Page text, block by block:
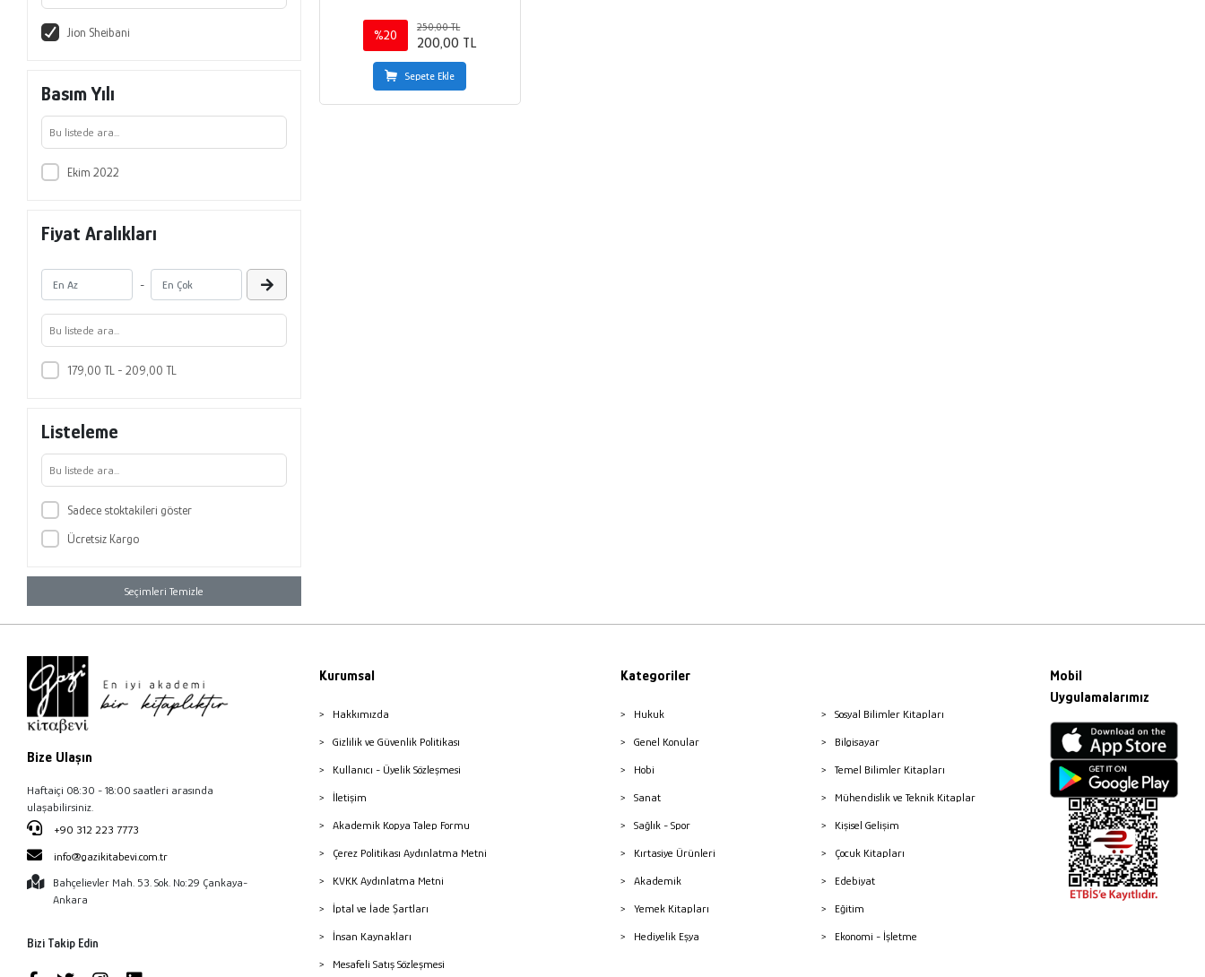
Jion Sheibani
Basım Yılı
Ekim 2022
Fiyat Aralıkları
-
179,00 TL - 209,00 TL
Listeleme
Sadece stoktakileri göster
Ücretsiz Kargo
Seçimleri Temizle
%20
250,00 TL
200,00 TL
Sepete Ekle
Bize Ulaşın
Haftaiçi 08:30 - 18:00 saatleri arasında
ulaşabilirsiniz.
+90 312 223 7773
info@gazikitabevi.com.tr
Bahçelievler Mah. 53. Sok. No:29 Çankaya-
Ankara
Bizi Takip Edin
Kurumsal
Hakkımızda
Gizlilik ve Güvenlik Politikası
Kullanıcı - Üyelik Sözleşmesi
İletişim
Akademik Kopya Talep Formu
Çerez Politikası Aydınlatma Metni
KVKK Aydınlatma Metni
İptal ve İade Şartları
İnsan Kaynakları
Mesafeli Satış Sözleşmesi
Kategoriler
Hukuk
Genel Konular
Hobi
Sanat
Sağlık - Spor
Kırtasiye Ürünleri
Akademik
Yemek Kitapları
Hediyelik Eşya
Sosyal Bilimler Kitapları
Bilgisayar
Temel Bilimler Kitapları
Mühendislik ve Teknik Kitaplar
Kişisel Gelişim
Çocuk Kitapları
Edebiyat
Eğitim
Ekonomi - İşletme
Mobil
Uygulamalarımız